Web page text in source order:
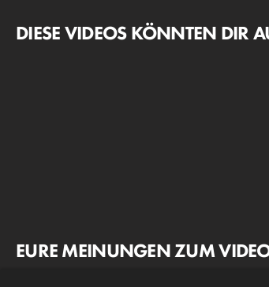
DIESE VIDEOS KÖNNTEN DIR
EURE MEINUNGEN ZUM